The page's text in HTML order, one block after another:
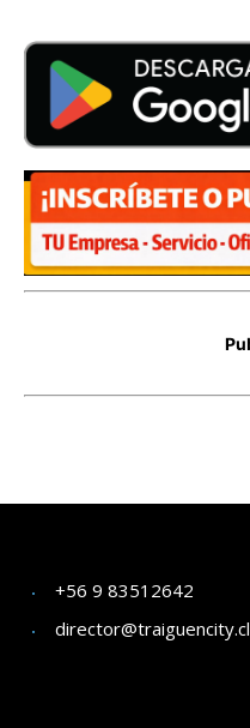
+56 9 83512642
director@traiguencity.cl